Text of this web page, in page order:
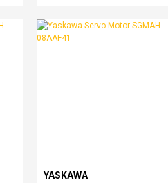
YASKAWA